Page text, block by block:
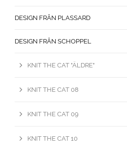
DESIGN FRÅN PLASSARD
DESIGN FRÅN SCHOPPEL
KNIT THE CAT "ÄLDRE"
KNIT THE CAT 08
KNIT THE CAT 09
KNIT THE CAT 10